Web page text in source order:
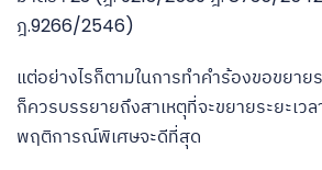
ฎ.9266/2546)
แต่อย่างไรก็ตามในการทำคำร้องขอขยาย
ก็ควรบรรยายถึงสาเหตุที่จะขยายระยะเวล
พฤติการณ์พิเศษจะดีที่สุด